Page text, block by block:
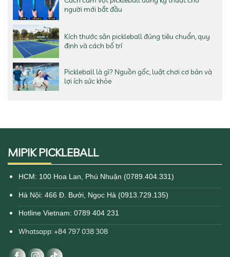
người mới bắt đầu
Kích thước sân pickleball đúng tiêu chuẩn, quy
định và cách bố trí
Pickleball là gì? Nguồn gốc, luật chơi cơ bản và
lợi ích sức khỏe
MIPIK PICKLEBALL
HCM: 100 Hoa Lan, Phú Nhuận (0789.404.331)
Hà Nội: 466 Đ. Bưởi, Ngọc Hà (0913.729.135)
Hotline Vietnam: 0789 404 231
Whatsapp: +84 797 038 308